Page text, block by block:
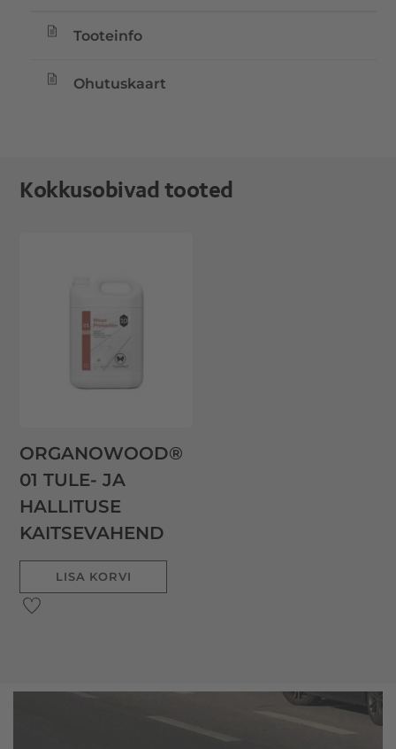
Tooteinfo
Ohutuskaart
Kokkusobivad tooted
ORGANOWOOD®
01 TULE- JA
HALLITUSE
KAITSEVAHEND
LISA KORVI